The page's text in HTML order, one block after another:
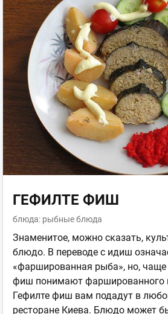
ГЕФИЛТЕ ФИШ
блюда: рыбные блюда
Знаменитое, можно сказать,
блюдо. В переводе с идиш
«фаршированная рыба», но, чаще
фиш понимают фаршированного
Гефилте фиш вам подадут в
ресторане Киева. Блюдо может